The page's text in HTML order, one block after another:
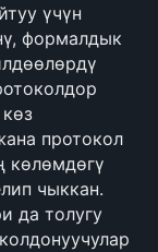
үчүн
формалдык
протокол
көлөмдөгү
чыккан.
да толугу